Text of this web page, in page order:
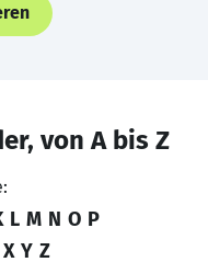
von A bis Z
L M N O P
X Y Z